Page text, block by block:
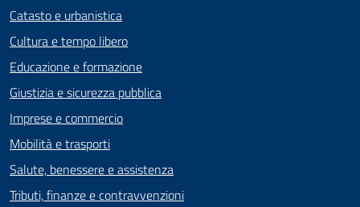
Catasto e urbanistica
Cultura e tempo libero
Educazione e formazione
Giustizia e sicurezza pubblica
Imprese e commercio
Mobilità e trasporti
Salute, benessere e assistenza
Tributi, finanze e contravvenzioni